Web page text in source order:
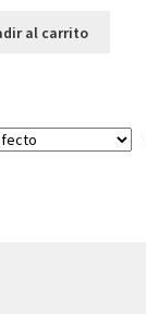
al carrito